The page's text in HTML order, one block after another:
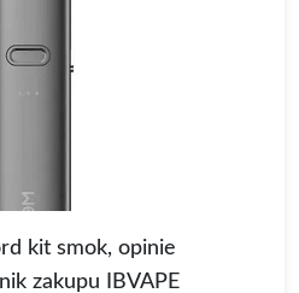
kit smok, opinie
zakupu IBVAPE